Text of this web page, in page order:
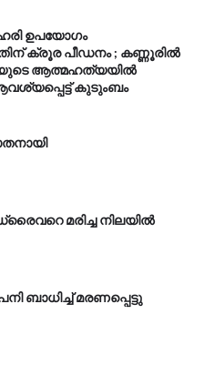
ഉപയോഗം
ക്രൂര പീഡനം ; കണ്ണൂരിൽ
ആത്മഹത്യയിൽ
കുടുംബം
മരിച്ച നിലയിൽ
ബാധിച്ച് മരണപ്പെട്ടു